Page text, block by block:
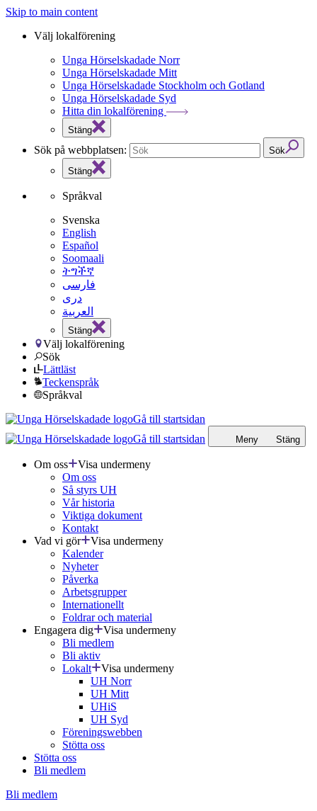
Skip to main content
Välj lokalförening
Unga Hörselskadade Norr
Unga Hörselskadade Mitt
Unga Hörselskadade Stockholm och Gotland
Unga Hörselskadade Syd
Hitta din lokalförening
Stäng
Sök på webbplatsen:
Sök
Stäng
Språkval
Svenska
English
Español
Soomaali
ትግችኛ
فارسی
دری
العربية
Stäng
Välj lokalförening
Sök
Lättläst
Teckenspråk
Språkval
Gå till startsidan
Gå till startsidan
Meny Stäng
Om oss
Visa undermeny
Om oss
Så styrs UH
Vår historia
Viktiga dokument
Kontakt
Vad vi gör
Visa undermeny
Kalender
Nyheter
Påverka
Arbetsgrupper
Internationellt
Foldrar och material
Engagera dig
Visa undermeny
Bli medlem
Bli aktiv
Lokalt
Visa undermeny
UH Norr
UH Mitt
UHiS
UH Syd
Föreningswebben
Stötta oss
Stötta oss
Bli medlem
Bli medlem